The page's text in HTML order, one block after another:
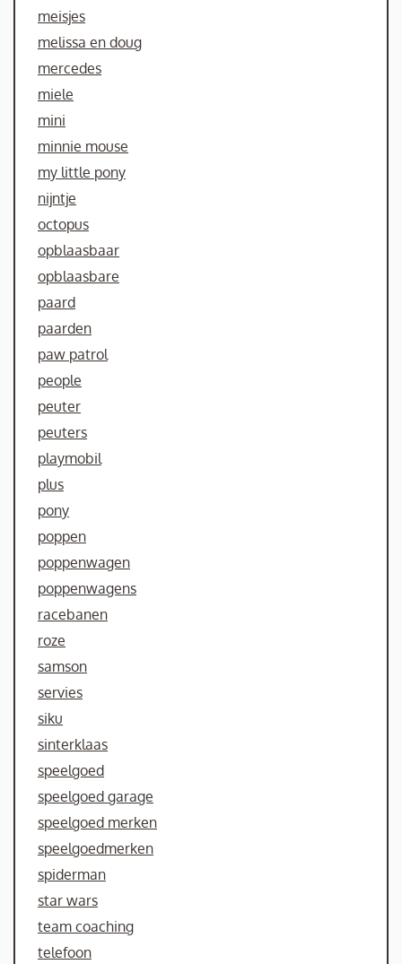
meisjes
melissa en doug
mercedes
miele
mini
minnie mouse
my little pony
nijntje
octopus
opblaasbaar
opblaasbare
paard
paarden
paw patrol
people
peuter
peuters
playmobil
plus
pony
poppen
poppenwagen
poppenwagens
racebanen
roze
samson
servies
siku
sinterklaas
speelgoed
speelgoed garage
speelgoed merken
speelgoedmerken
spiderman
star wars
team coaching
telefoon